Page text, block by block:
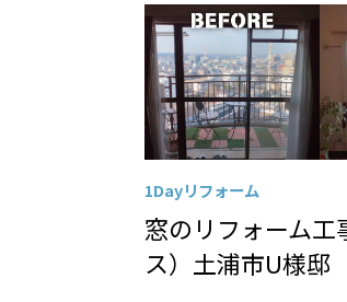
1Dayリフォーム
窓のリフォーム工
ス）土浦市U様邸